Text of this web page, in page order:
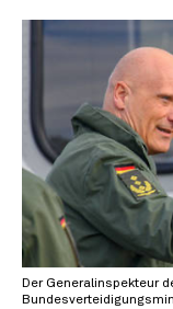
Der Generalinspekteur